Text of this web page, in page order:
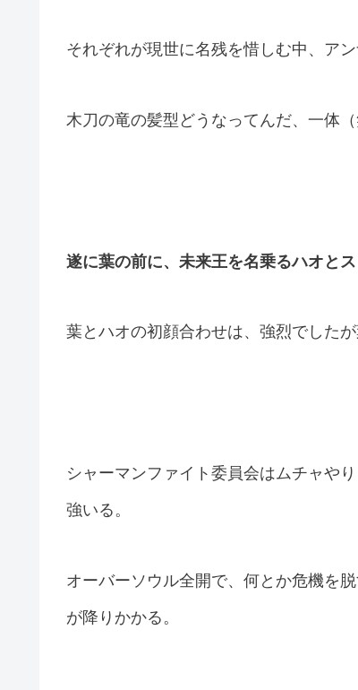
それぞれが現世に名残を惜しむ中、ア
木刀の竜の髪型どうなってんだ、一体（
遂に葉の前に、未来王を名乗るハオと
葉とハオの初顔合わせは、強烈でした
シャーマンファイト委員会はムチャや
強いる。
オーバーソウル全開で、何とか危機を
が降りかかる。